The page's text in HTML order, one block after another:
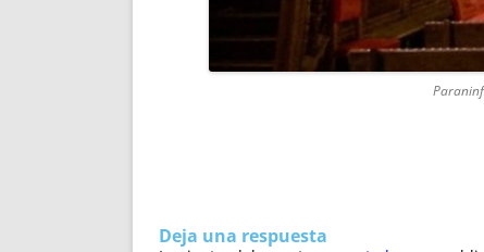
Deja una respuesta